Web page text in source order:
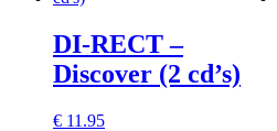
DI-RECT –
Discover (2 cd’s)
€ 11.95